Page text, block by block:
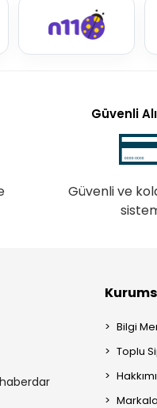
Güvenli
Güvenli ve
Bilgi
Toplu